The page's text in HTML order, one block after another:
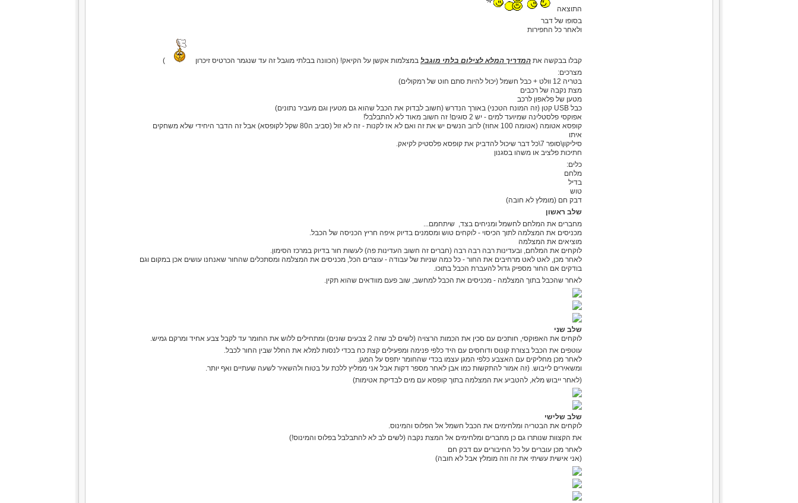
התוצאה
בסופו של דבר
ולאחר כל החפירות
קבלו בבקשה את המדריך המלא לצילום בלתי מוגבל במצלמות אקשן על הקיאק! (הכוונה בבלתי מוגבל זה עד שנגמר הכרטיס זיכרון
)
מצרכים:
בטריה 12 וולט + כבל חשמל (יכול להיות סתם חוט של רמקולים)
מצת נקבה של רכבים
מטען של פלאפון לרכב
כבל USB קטן (זה המונח הטכני) באורך הנדרש (חשוב לבדוק את הכבל שהוא גם מטעין וגם מעביר נתונים)
אפוקסי פלסטלינה שמיועד למים - יש 2 סוגים! זה חשוב מאוד לא להתבלבל!
קופסא אטומה (אטומה 100 אחוז) לרוב הנשים יש את זה ואם לא אז לקנות - זה לא זול (סביב ה80 שקל לקופסא) אבל זה הדבר היחידי שלא משחקים
איתו
סיליקון\סופר 7\כל דבר שיכול להדביק את קופסא פלסטיק לקיאק.
חתיכות פלציב או משהו בסגנון
כלים:
מלחם
בדיל
טוש
דבק חם (מומלץ לא חובה)
שלב ראשון
מחברים את המלחם לחשמל ומניחים בצד, שיתחמם...
מכניסים את המצלמה לתוך הכיסוי - לוקחים טוש ומסמנים בדיוק איפה חריץ הכניסה של הכבל.
מוציאים את המצלמה
לוקחים את המלחם, ובעדינות רבה רבה רבה (חברים זה חשוב העדינות פה) לעשות חור בדיוק במרכז הסימון.
לאחר מכן, לאט לאט מרחיבים את החור - כל כמה שניות של עבודה - עוצרים הכל, מכניסים את המצלמה ומסתכלים שהחור שאנחנו עושים אכן במקום וגם
בודקים אם החור מספיק גדול להעברת הכבל בתוכו.
לאחר שהכבל בתוך המצלמה - מכניסים את הכבל למחשב, שוב פעם מוודאים שהוא תקין.
שלב שני
לוקחים את האפוקסי, חותכים עם סכין את הכמות הרצויה (לשים לב שזה 2 צבעים שונים) ומתחילים ללוש את החומר עד לקבל צבע אחיד ומרקם גמיש.
עוטפים את הכבל בצורת קונוס ודוחסים עם היד כלפי פנימה ומפעילים קצת כח בכדי לנסות למלא את החלל שבין החור לכבל.
לאחר מכן מחליקים עם האצבע כלפי המגן עצמו בכדי שהחומר יתפס על המגן.
ומשאירים לייבוש. (זה אמור להתקשות כמו אבן לאחר מספר דקות אבל אני ממליץ ללכת על בטוח ולהשאיר לשעה שעתיים ואף יותר.
(לאחר ייבוש מלא, להטביע את המצלמה בתוך קופסא עם מים לבדיקת אטימות)
שלב שלישי
לוקחים את הבטריה ומלחימים את הכבל חשמל אל הפלוס והמינוס.
את הקצוות שנותרו גם כן מחברים ומלחימים אל המצת נקבה (לשים לב לא להתבלבל בפלוס והמינוס!)
לאחר מכן עוברים על כל החיבורים עם דבק חם
(אני אישית עשיתי את זה וזה מומלץ אבל לא חובה)